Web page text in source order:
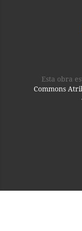
Esta obra
Commons